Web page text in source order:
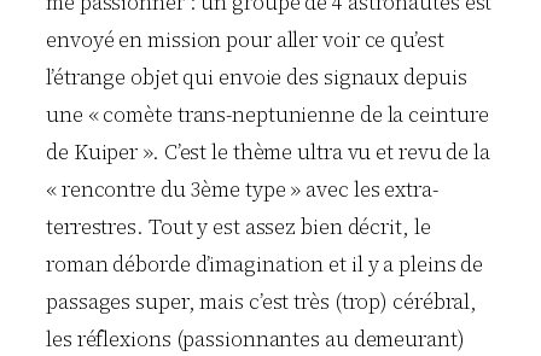
envoyé en mission pour aller voir ce qu’est
l’étrange objet qui envoie des signaux depuis
une « comète trans-neptunienne de la ceinture
de Kuiper ». C’est le thème ultra vu et revu de la
« rencontre du 3ème type » avec les extra-
terrestres. Tout y est assez bien décrit, le
roman déborde d’imagination et il y a pleins de
passages super, mais c’est très (trop) cérébral,
les réflexions (passionnantes au demeurant)